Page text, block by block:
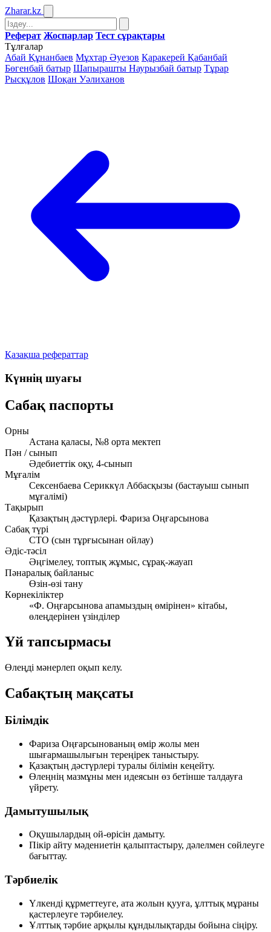
Zharar.kz
Реферат Жоспарлар Тест сұрақтары
Тұлғалар
Абай Құнанбаев Мұхтар Әуезов Қаракерей Қабанбай
Бөгенбай батыр Шапырашты Наурызбай батыр Тұрар
Рысқұлов Шоқан Уәлиханов
Қазақша рефераттар
Күннің шуағы
Сабақ паспорты
Орны
Астана қаласы, №8 орта мектеп
Пән / сынып
Әдебиеттік оқу, 4-сынып
Мұғалім
Сексенбаева Сериккүл Аббасқызы (бастауыш сынып
мұғалімі)
Тақырып
Қазақтың дәстүрлері. Фариза Оңғарсынова
Сабақ түрі
СТО (сын тұрғысынан ойлау)
Әдіс-тәсіл
Әңгімелеу, топтық жұмыс, сұрақ-жауап
Пәнаралық байланыс
Өзін-өзі тану
Көрнекіліктер
«Ф. Оңғарсынова апамыздың өмірінен» кітабы,
өлеңдерінен үзінділер
Үй тапсырмасы
Өлеңді мәнерлеп оқып келу.
Сабақтың мақсаты
Білімдік
Фариза Оңғарсынованың өмір жолы мен
шығармашылығын тереңірек таныстыру.
Қазақтың дәстүрлері туралы білімін кеңейту.
Өлеңнің мазмұны мен идеясын өз бетінше талдауға
үйрету.
Дамытушылық
Оқушылардың ой-өрісін дамыту.
Пікір айту мәдениетін қалыптастыру, дәлелмен сөйлеуге
бағыттау.
Тәрбиелік
Үлкенді құрметтеуге, ата жолын қууға, ұлттық мұраны
қастерлеуге тәрбиелеу.
Ұлттық тәрбие арқылы құндылықтарды бойына сіңіру.